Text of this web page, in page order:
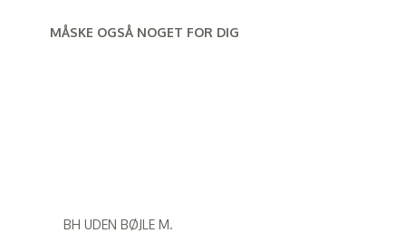
MÅSKE OGSÅ NOGET FOR DIG
BH UDEN BØJLE M.